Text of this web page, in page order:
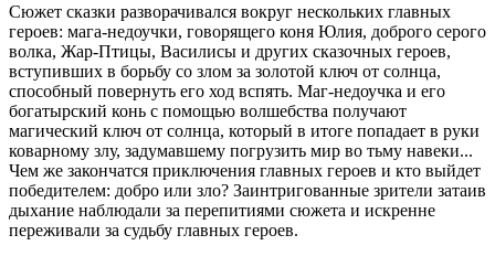
Сюжет сказки разворачивался вокруг нескольких главных
героев: мага-недоучки, говорящего коня Юлия, доброго серого
волка, Жар-Птицы, Василисы и других сказочных героев,
вступивших в борьбу со злом за золотой ключ от солнца,
способный повернуть его ход вспять. Маг-недоучка и его
богатырский конь с помощью волшебства получают
магический ключ от солнца, который в итоге попадает в руки
коварному злу, задумавшему погрузить мир во тьму навеки...
Чем же закончатся приключения главных героев и кто выйдет
победителем: добро или зло? Заинтригованные зрители затаив
дыхание наблюдали за перепитиями сюжета и искренне
переживали за судьбу главных героев.